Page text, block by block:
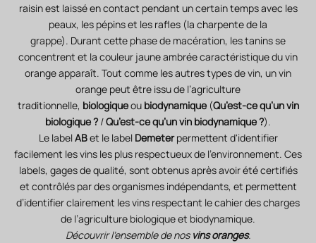
raisin est laissé en contact pendant un certain temps avec les
peaux, les pépins et les rafles (la charpente de la
grappe). Durant cette phase de macération, les tanins se
concentrent et la couleur jaune ambrée caractéristique du vin
orange apparaît. Tout comme les autres types de vin, un vin
orange peut être issu de l’agriculture
traditionnelle, biologiqueou biodynamique(Qu’est-ce qu’un vin
biologique ? /Qu’est-ce qu’un vin biodynamique ?).
Le labelABet le labelDemeterpermettent d'identifier
facilement les vins les plus respectueux de l'environnement. Ces
labels, gages de qualité, sont obtenus après avoir été certifiés
et contrôlés par des organismes indépendants, et permettent
d’identifier clairement les vins respectant le cahier des charges
de l’agriculture biologique et biodynamique.
Découvrir l’ensemble de nos vins oranges.